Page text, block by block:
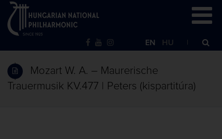
EN HU
Mozart W. A. – Maurerische
Trauermusik KV.477 | Peters (kispartitúra)